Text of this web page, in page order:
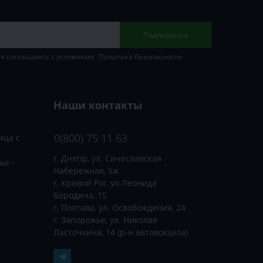
Подписаться
соглашаюсь с условиями Политика безопасности
с
-
Наши контакты
0(800) 75 11 63
г. Днепр, ул. Сичеславская
Набережная, 5ж
г. Кривой Рог, ул.Леонида
Бородича, 15
г. Полтава, ул. Освобождения, 24
г. Запорожье, ул. Николая
Ласточкина, 14 (р-н автовокзала)